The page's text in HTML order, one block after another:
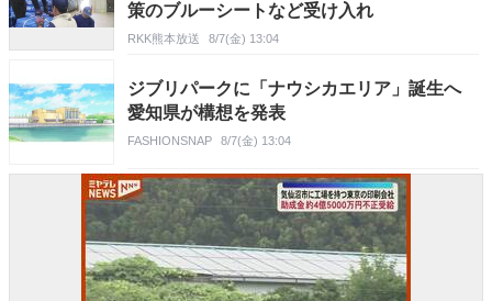
策のブルーシートなど受け入れ
RKK熊本放送 8/7(金) 13:04
ジブリパークに「ナウシカエリア」誕生へ
愛知県が構想を発表
FASHIONSNAP 8/7(金) 13:04